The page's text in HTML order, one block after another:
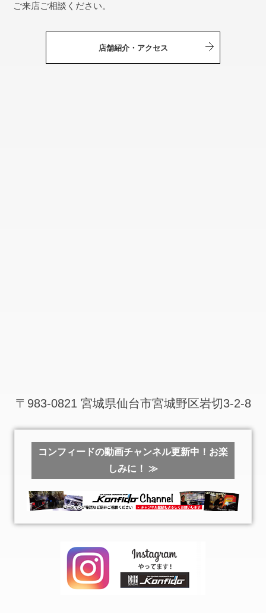
ご来店ご相談ください。
店舗紹介・アクセス
〒983-0821 宮城県仙台市宮城野区岩切3-2-8
コンフィードの動画チャンネル更新中！お楽
しみに！ ≫